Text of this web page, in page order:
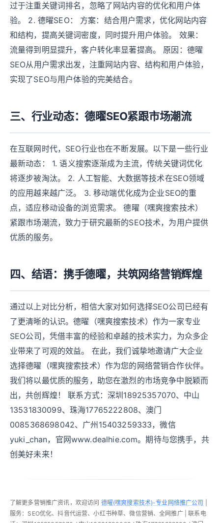
过于注重关键词排名，忽略了网站内容的优化和用户体
验。 2. 德曜SEO： 方案：结合用户需求，优化网站内容
和结构，提高关键词密度，同时提升用户体验。 效果：
流量得到明显提升，客户转化率显著提高。 原因：德曜
SEO从用户需求出发，注重网站内容、结构和用户体验，
实现了SEO与用户体验的完美结合。
三、行业动态：德曜SEO紧跟市场潮流
在互联网时代，SEO行业也在不断发展。以下是一些行业
最新动态： 1. 语义搜索逐渐成为主流，传统关键词优化
将逐步被淘汰。 2. 人工智能、大数据等技术在SEO领域
的应用越来越广泛。 3. 移动端优化成为企业SEO的重
点，适应移动设备的浏览需求。 德曜（嘿爽搜索技术）
紧跟市场潮流，致力于研究最新的SEO技术，为用户提供
优质的服务。
四、结语：携手德曜，共筑网络营销辉煌
通过以上对比分析，相信大家对如何选择SEO公司已经有
了更清晰的认识。德曜（嘿爽搜索技术）作为一家专业
SEO公司，凭借丰富的经验和卓越的技术实力，为众多企
业带来了可观的效益。 在此，我们诚挚地邀请广大企业
选择德曜（嘿爽搜索技术）作为您的网络营销合作伙伴。
我们将以最优质的服务，助您在激烈的市场竞争中脱颖而
出，共创辉煌！ 联系方式：深圳18925357070、中山
13531830099、珠海17765222808、澳门
0085368698042、广州15403259333，微信
yuki_chan，官网www.dealhie.com。期待与您携手，共
创美好未来！
了解更多营销推广资讯，欢迎访问 德曜(嘿爽搜索技术)-专业网络推广公司
服务：SEO优化、抖音代运营、小红书种草、微信营销、全网推广 | 联系电